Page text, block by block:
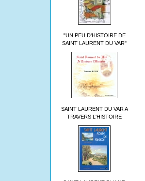
"UN PEU D'HISTOIRE DE
SAINT LAURENT DU VAR"
SAINT LAURENT DU VAR A
TRAVERS L'HISTOIRE